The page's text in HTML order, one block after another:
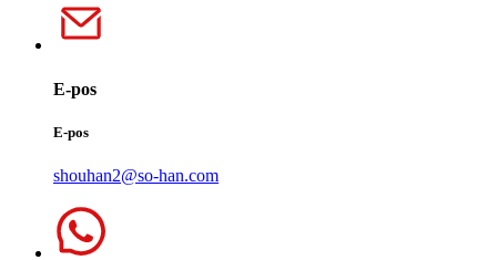
E-pos
E-pos
shouhan2@so-han.com